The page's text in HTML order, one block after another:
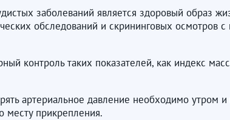
заболеваний является здоровый образ
обследований и скрининговых осмотров
контроль таких показателей, как индекс
артериальное давление необходимо
месту прикрепления.